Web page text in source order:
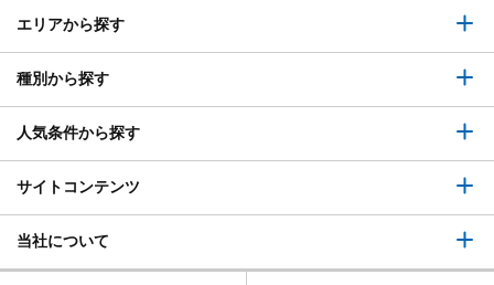
エリアから探す
種別から探す
人気条件から探す
サイトコンテンツ
当社について